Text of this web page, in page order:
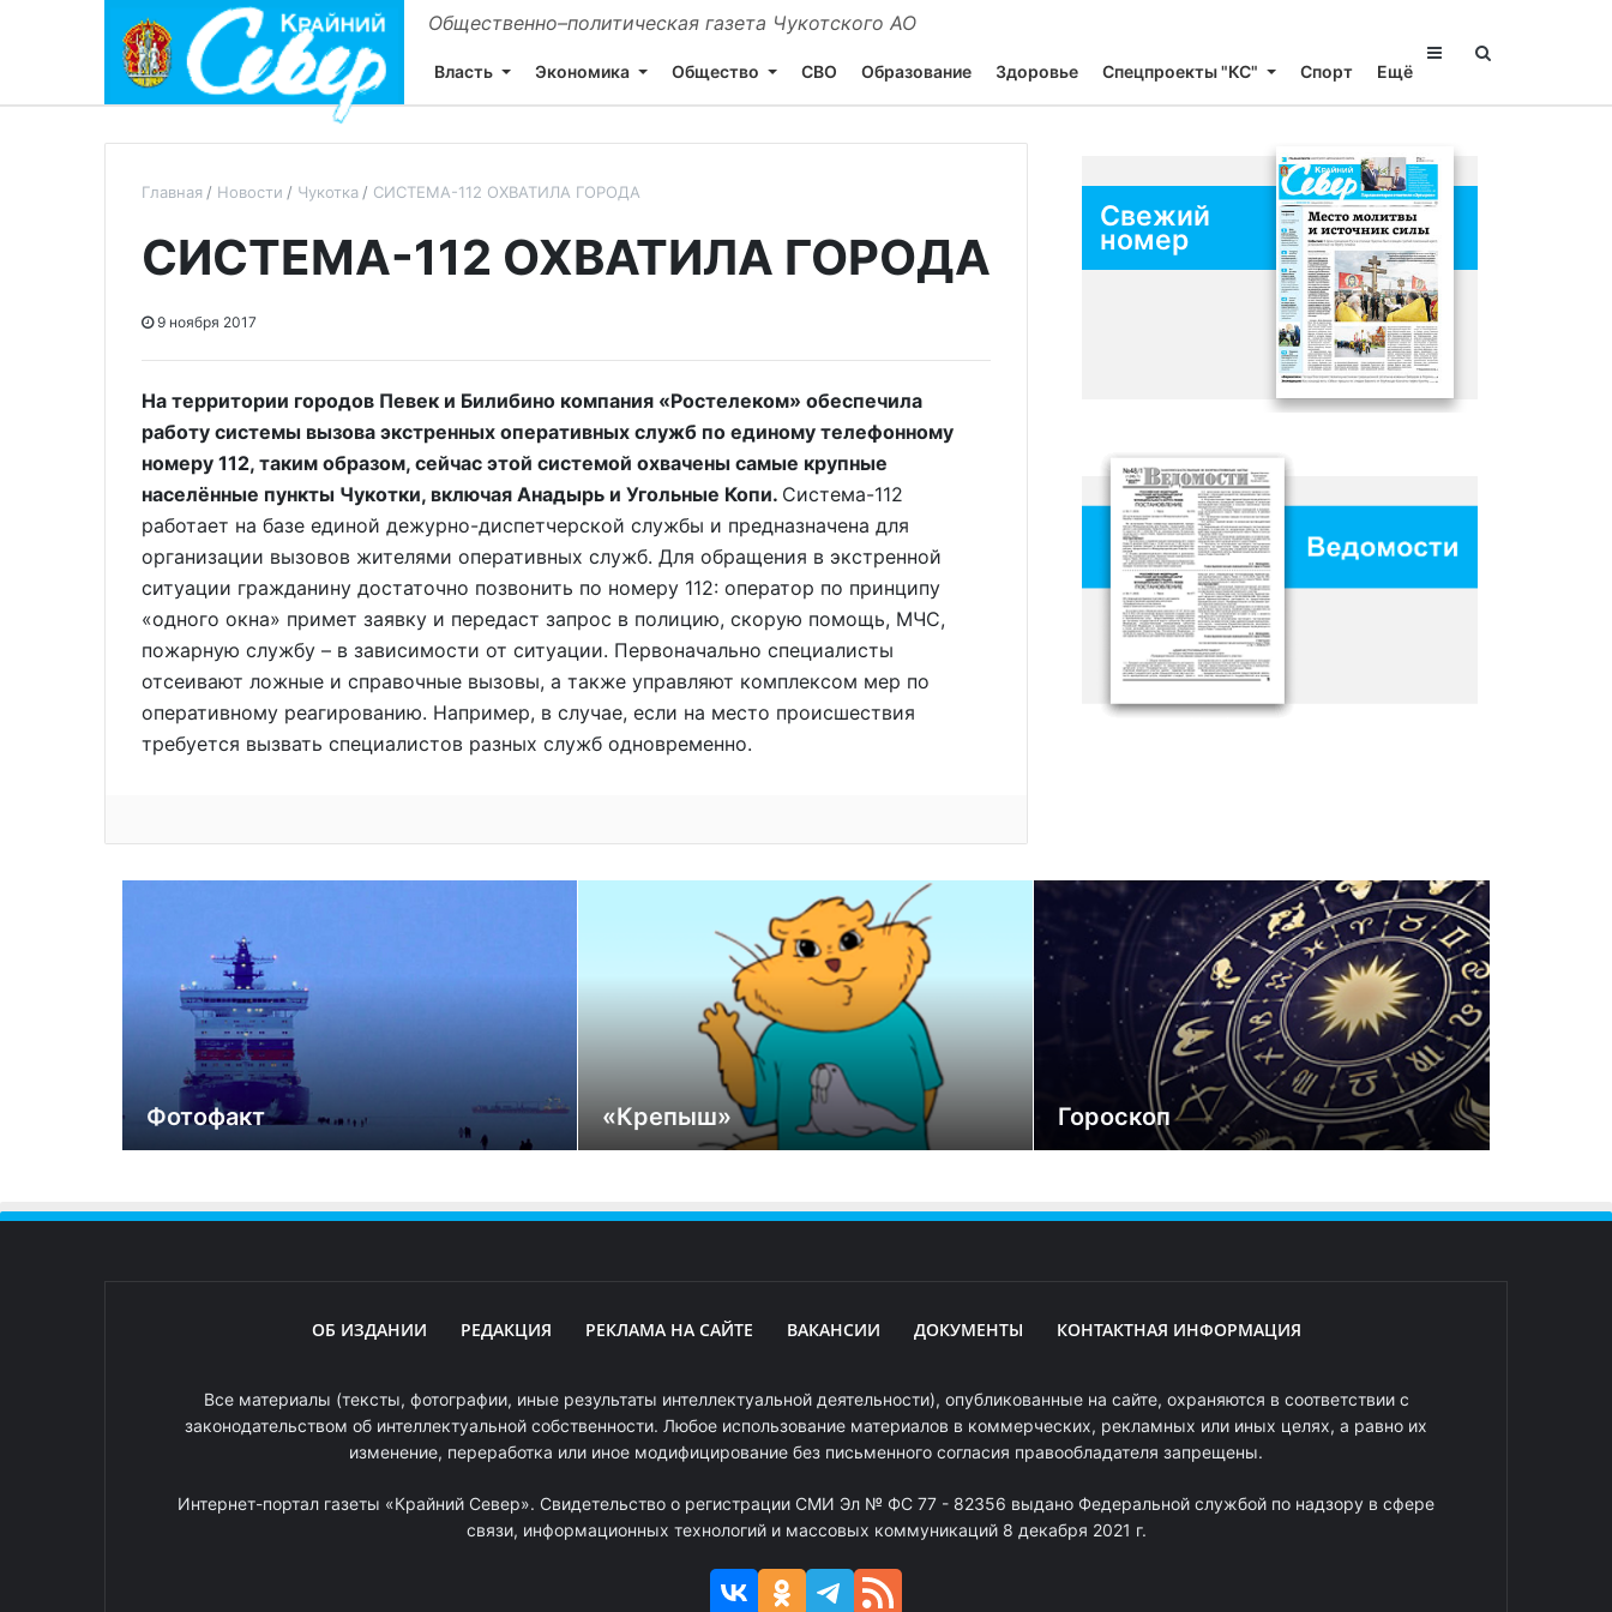
Общественно–политическая газета Чукотского АО
Власть Экономика Общество СВО Образование Здоровье Спецпроекты "КС" Спорт Ещё
Главная Новости Чукотка СИСТЕМА-112 ОХВАТИЛА ГОРОДА
СИСТЕМА-112 ОХВАТИЛА ГОРОДА
9 ноября 2017
На территории городов Певек и Билибино компания «Ростелеком» обеспечила
работу системы вызова экстренных оперативных служб по единому телефонному
номеру 112, таким образом, сейчас этой системой охвачены самые крупные
населённые пункты Чукотки, включая Анадырь и Угольные Копи. Система-112
работает на базе единой дежурно-диспетчерской службы и предназначена для
организации вызовов жителями оперативных служб. Для обращения в экстренной
ситуации гражданину достаточно позвонить по номеру 112: оператор по принципу
«одного окна» примет заявку и передаст запрос в полицию, скорую помощь, МЧС,
пожарную службу – в зависимости от ситуации. Первоначально специалисты
отсеивают ложные и справочные вызовы, а также управляют комплексом мер по
оперативному реагированию. Например, в случае, если на место происшествия
требуется вызвать специалистов разных служб одновременно.
Свежий
номер
Фотофакт «Крепыш» Гороскоп
ОБ ИЗДАНИИ РЕДАКЦИЯ РЕКЛАМА НА САЙТЕ ВАКАНСИИ ДОКУМЕНТЫ КОНТАКТНАЯ ИНФОРМАЦИЯ
Все материалы (тексты, фотографии, иные результаты интеллектуальной деятельности), опубликованные на сайте, охраняются в соответствии с
законодательством об интеллектуальной собственности. Любое использование материалов в коммерческих, рекламных или иных целях, а равно их
изменение, переработка или иное модифицирование без письменного согласия правообладателя запрещены.
Интернет-портал газеты «Крайний Север». Свидетельство о регистрации СМИ Эл № ФС 77 - 82356 выдано Федеральной службой по надзору в сфере
связи, информационных технологий и массовых коммуникаций 8 декабря 2021 г.